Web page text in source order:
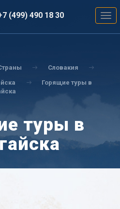
(499) 490 18 30
Словакия
Горящие туры в
туры в